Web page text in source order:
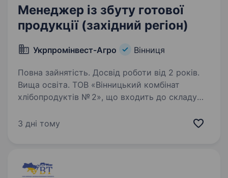
Менеджер із збуту готової
продукції (західний регіон)
Укрпромінвест-Агро Вінниця
Повна зайнятість. Досвід роботи від 2 років.
Вища освіта. ТОВ «Вінницький комбінат
хлібопродуктів № 2», що входить до складу
холдингу ТОВ «УКРПРОМІНВЕСТ-АГРО»,
3 дні тому